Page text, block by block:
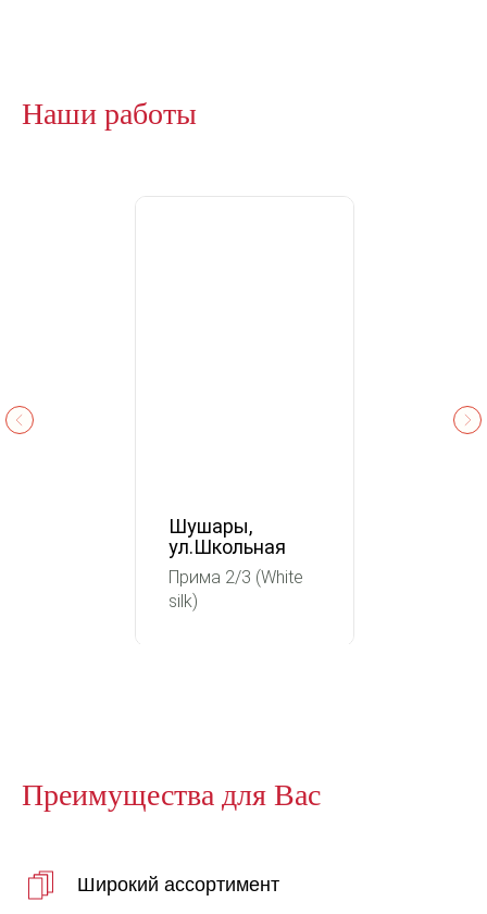
Наши работы
Шушары,
ул.Школьная
Прима 2/3 (White
silk)
Преимущества для Вас
Широкий ассортимент